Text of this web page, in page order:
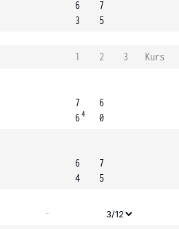
6
3
7
5
1 2 3
Kurs
7
64
6
0
6
4
7
5
-
3/12